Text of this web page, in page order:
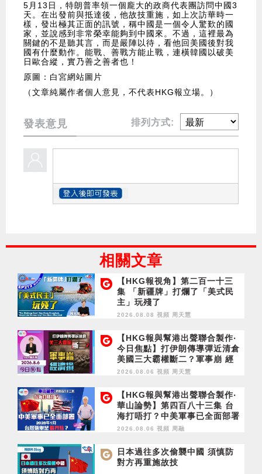
5月13日，特朗普率領一個龐大的政商代表團訪問中國3
天。在出發前與抵達後，他故技重施，如上次訪華時一
樣，發出極其正面的訊號，稱中國是一個令人驚歎的國
家，並說感到非常榮幸能夠到中國來。不過，這裡最為
關鍵的不是聽其言，而是嚴陣以待，看他回美國後對我
國有什麼動作。能戰、善戰方能止戰，連橫韓國以破美
日歐合縱，實乃善之善者也！
原圖：白宮網站圖片
（文章純屬作者個人意見，不代表HKG報立場。）
發表意見 排列方式:
相關文章
【HKG報視角】第二百一十三
集 「新疆牌」打爛了「美式民
主」玩殘了
2026.08.08 視頻 周天慧
【HKG報與幫港出聲聯合製作‧
今日焦點】打伊朗傳導彈近清倉
美國三大霸權斷二？軍事崩 經
濟損
2026.08.06 視頻 周天慧
【HKG報與幫港出聲聯合製作‧
華山論勢】第四百八十三集 台
海打唔打？中美軍事已全面部署
2028年1月台灣選舉是臨界點？
2026.08.06 視頻 周融
日本過往多次偷襲中國 須慎防
對方再重施故技